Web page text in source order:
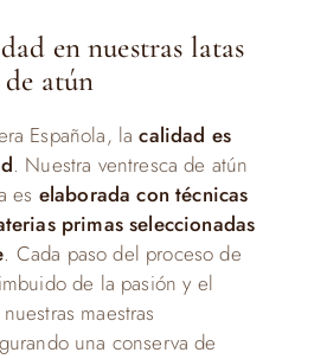
en nuestras latas
de atún
Española, la calidad es
. Nuestra ventresca de atún
es elaborada con técnicas
primas seleccionadas
. Cada paso del proceso de
de la pasión y el
maestras
una conserva de